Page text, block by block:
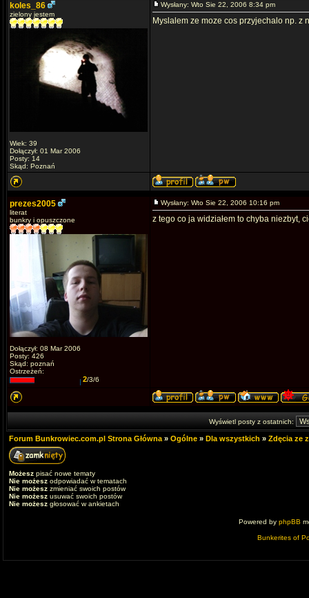
koles_86
zielony jestem
Wiek: 39
Dołączył: 01 Mar 2006
Posty: 14
Skąd: Poznań
Wysłany: Wto Sie 22, 2006 8:34 pm
Myslalem ze moze cos przyjechalo np. z
prezes2005
literat
bunkry i opuszczone
Dołączył: 08 Mar 2006
Posty: 426
Skąd: poznań
Ostrzeżeń:
2/3/6
Wysłany: Wto Sie 22, 2006 10:16 pm
z tego co ja widziałem to chyba niezbyt,
Wyświetl posty z ostatnich:
Forum Bunkrowiec.com.pl Strona Główna » Ogólne » Dla wszystkich » Zdęcia ze
Możesz pisać nowe tematy
Nie możesz odpowiadać w tematach
Nie możesz zmieniać swoich postów
Nie możesz usuwać swoich postów
Nie możesz głosować w ankietach
Powered by phpBB
Bunkerites of